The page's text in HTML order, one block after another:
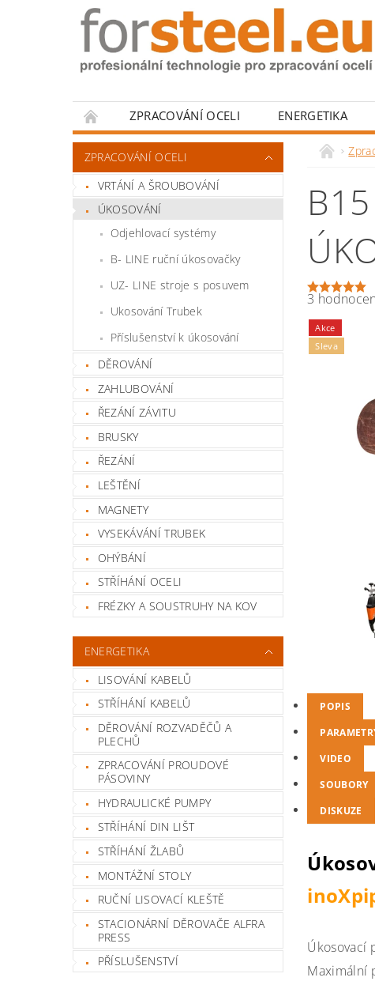
ZPRACOVÁNÍ OCELI ENERGETIKA
HODNOCENÍ OBCHODU
ZPRACOVÁNÍ OCELI
VRTÁNÍ A ŠROUBOVÁNÍ
ÚKOSOVÁNÍ
Odjehlovací systémy
B- LINE ruční úkosovačky
UZ- LINE stroje s posuvem
Ukosování Trubek
Příslušenství k úkosování
DĚROVÁNÍ
ZAHLUBOVÁNÍ
ŘEZÁNÍ ZÁVITU
BRUSKY
ŘEZÁNÍ
LEŠTĚNÍ
MAGNETY
VYSEKÁVÁNÍ TRUBEK
OHÝBÁNÍ
STŘÍHÁNÍ OCELI
FRÉZKY A SOUSTRUHY NA KOV
ENERGETIKA
LISOVÁNÍ KABELŮ
STŘÍHÁNÍ KABELŮ
DĚROVÁNÍ ROZVADĚČŮ A
PLECHŮ
ZPRACOVÁNÍ PROUDOVÉ
PÁSOVINY
HYDRAULICKÉ PUMPY
STŘÍHÁNÍ DIN LIŠT
STŘÍHÁNÍ ŽLABŮ
MONTÁŽNÍ STOLY
RUČNÍ LISOVACÍ KLEŠTĚ
STACIONÁRNÍ DĚROVAČE ALFRA
PRESS
PŘÍSLUŠENSTVÍ
3
Akce
Sleva
POPIS
VIDEO
SOUBORY
DISKUZE
Úkosovací
Maximální